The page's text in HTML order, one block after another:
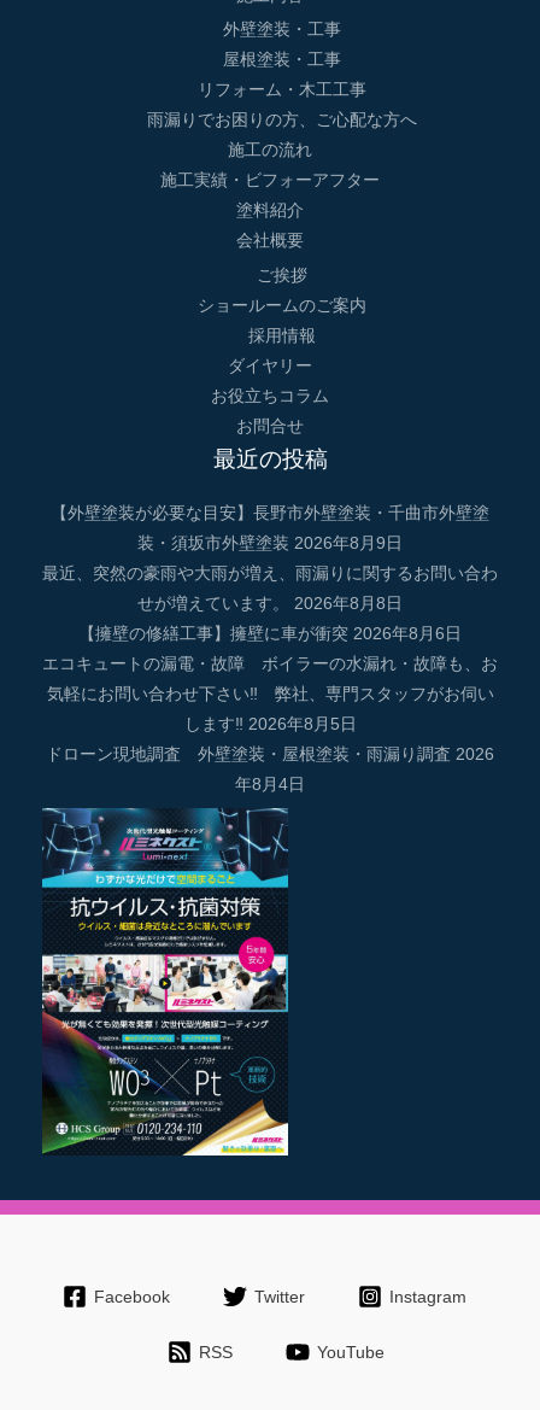
外壁塗装・工事
屋根塗装・工事
リフォーム・木工工事
雨漏りでお困りの方、ご心配な方へ
施工の流れ
施工実績・ビフォーアフター
塗料紹介
会社概要
ご挨拶
ショールームのご案内
採用情報
ダイヤリー
お役立ちコラム
お問合せ
最近の投稿
【外壁塗装が必要な目安】長野市外壁塗装・千曲市外壁塗
装・須坂市外壁塗装 2026年8月9日
最近、突然の豪雨や大雨が増え、雨漏りに関するお問い合わ
せが増えています。
2026年8月8日
【擁壁の修繕工事】擁壁に車が衝突 2026年8月6日
エコキュートの漏電・故障 ボイラーの水漏れ・故障も、お
気軽にお問い合わせ下さい‼ 弊社、専門スタッフがお伺い
します‼ 2026年8月5日
ドローン現地調査 外壁塗装・屋根塗装・雨漏り調査 2026
年8月4日
Facebook Twitter Instagram
RSS YouTube